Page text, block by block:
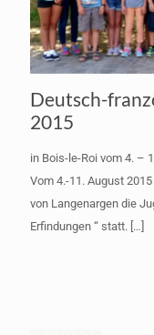
Deutsch-
2015
in Bois-le-Roi vom 4. –
Vom 4.-11. August
von Langenargen die
Erfindungen “ statt. […]